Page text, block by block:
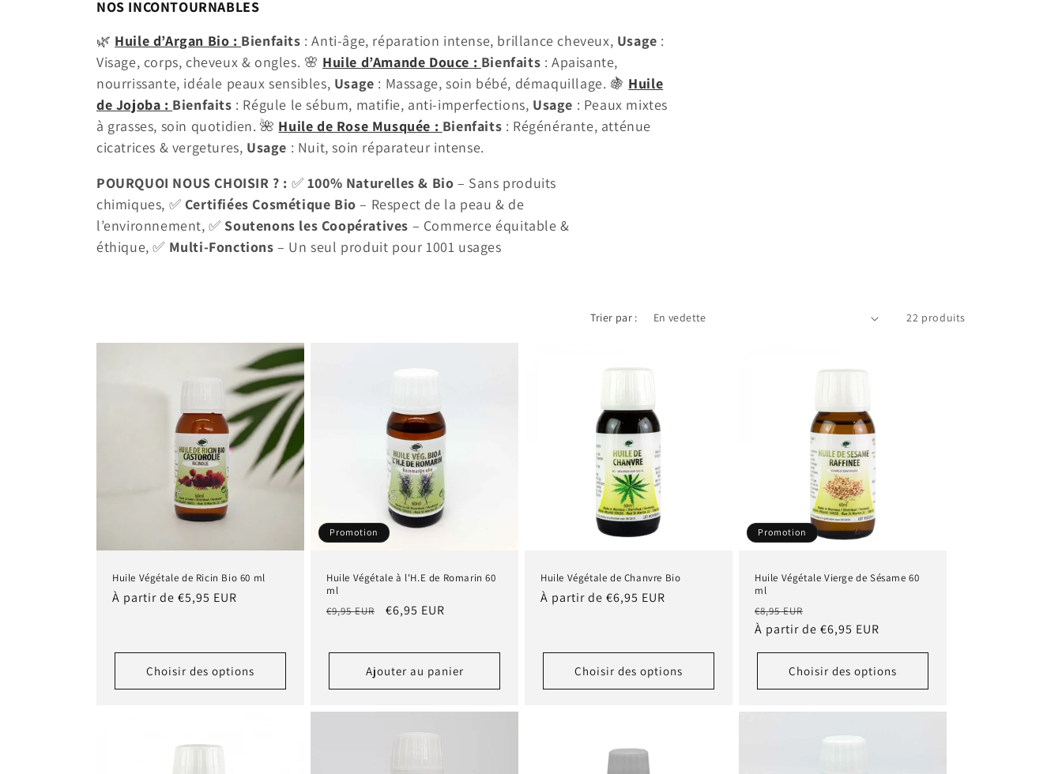
c
t
i
o
n
:
NOS INCONTOURNABLES
🌿 Huile d’Argan Bio : Bienfaits : Anti-âge, réparation intense, brillance cheveux, Usage :
Visage, corps, cheveux & ongles. 🌸 Huile d’Amande Douce : Bienfaits : Apaisante,
nourrissante, idéale peaux sensibles, Usage : Massage, soin bébé, démaquillage. 🍇 Huile
de Jojoba : Bienfaits : Régule le sébum, matifie, anti-imperfections, Usage : Peaux mixtes
à grasses, soin quotidien. 🌺 Huile de Rose Musquée : Bienfaits : Régénérante, atténue
cicatrices & vergetures, Usage : Nuit, soin réparateur intense.
POURQUOI NOUS CHOISIR ? : ✅ 100% Naturelles & Bio – Sans produits
chimiques, ✅ Certifiées Cosmétique Bio – Respect de la peau & de
l’environnement, ✅ Soutenons les Coopératives – Commerce équitable &
éthique, ✅ Multi-Fonctions – Un seul produit pour 1001 usages
Trier par : 22 produits
Huile Végétale de Ricin Bio 60 ml
Prix
À partir de €5,95 EUR
Choisir des options
Promotion
Huile Végétale à l'H.E de Romarin 60
ml
Prix
€9,95 EUR
Prix
€6,95 EUR
Ajouter au panier
Huile Végétale de Chanvre Bio
Prix
À partir de €6,95 EUR
Choisir des options
Promotion
Huile Végétale Vierge de Sésame 60
ml
Prix
habituel
€8,95 EUR
promotionnel
À partir de €6,95 EUR
Choisir des options